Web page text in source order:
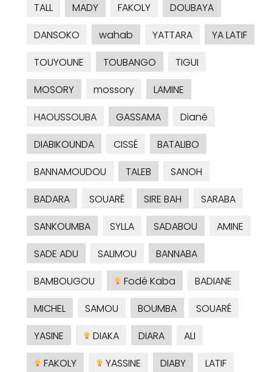
TALL
MADY FAKOLY
DOUBAYA
DANSOKO
wahab YATTARA
YA LATIF
TOUYOUNE
TOUBANGO
TIGUI
MOSORY
mossory
LAMINE
HAOUSSOUBA
GASSAMA
Diané
DIABIKOUNDA
CISSÉ
BATALIBO
BANNAMOUDOU
TALEB
SANOH
BADARA
SOUARÉ SIRE BAH
SARABA
SANKOUMBA
SYLLA SADABOU
AMINE
SADE ADU
SALIMOU
BANNABA
BAMBOUGOU
Fodé Kaba
BADIANE
MICHEL
SAMOU BOUMBA
SOUARÉ
YASINE
DIAKA DIARA
ALI
FAKOLY
YASSINE DIABY
LATIF